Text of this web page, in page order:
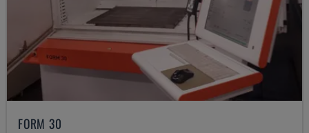
FORM 30